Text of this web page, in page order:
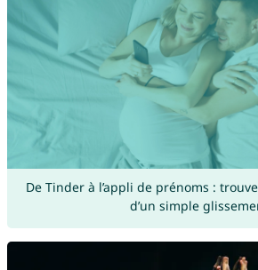
De Tinder à l’appli de prénoms :
d’un simple